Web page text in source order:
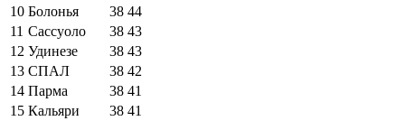
10 Болонья 38 44
11 Сассуоло 38 43
12 Удинезе 38 43
13 СПАЛ 38 42
14 Парма 38 41
15 Кальяри 38 41